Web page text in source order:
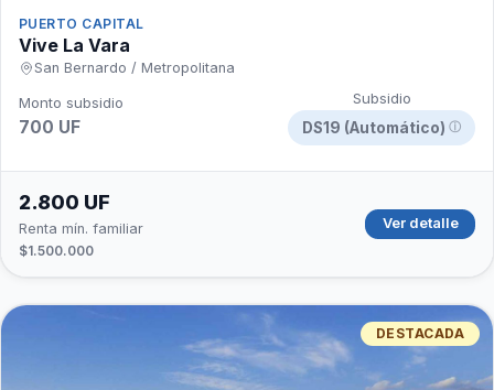
PUERTO CAPITAL
Vive La Vara
San Bernardo / Metropolitana
Monto subsidio
700 UF
Subsidio
DS19 (Automático) ⓘ
2.800 UF
Renta mín. familiar
$1.500.000
Ver detalle
DESTACADA